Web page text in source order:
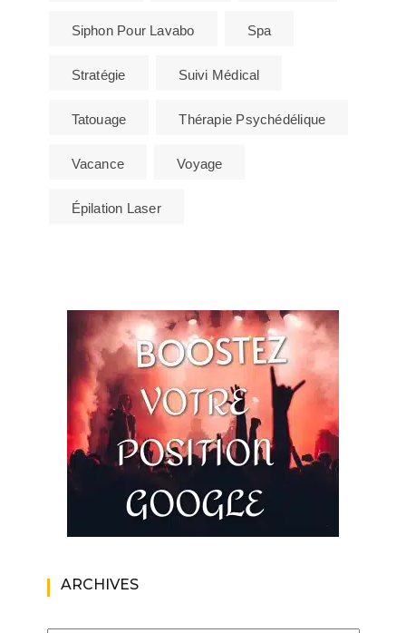
Siphon Pour Lavabo Spa
Stratégie Suivi Médical
Tatouage Thérapie Psychédélique
Vacance Voyage
Épilation Laser
ARCHIVES